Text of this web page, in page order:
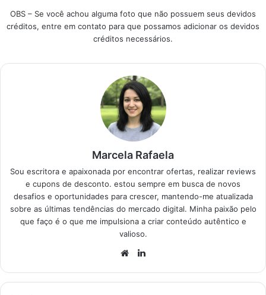
um automóvel…
especialistas para
simplificar sua
fabricantes mais
diferenciais. Produtos
em Destaque Como
OBS – Se você achou alguma foto que não possuem seus devidos
créditos, entre em contato para que possamos adicionar os devidos
créditos necessários.
Marcela Rafaela
Sou escritora e apaixonada por encontrar ofertas, realizar reviews
e cupons de desconto. estou sempre em busca de novos
desafios e oportunidades para crescer, mantendo-me atualizada
sobre as últimas tendências do mercado digital. Minha paixão pelo
que faço é o que me impulsiona a criar conteúdo autêntico e
valioso.
Website